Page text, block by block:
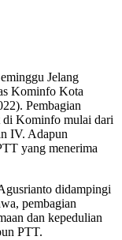
Jelang
Kominfo Kota
Pembagian
di Kominfo mulai dari
IV. Adapun
yang menerima
didampingi
pembagian
dan kepedulian
PTT.